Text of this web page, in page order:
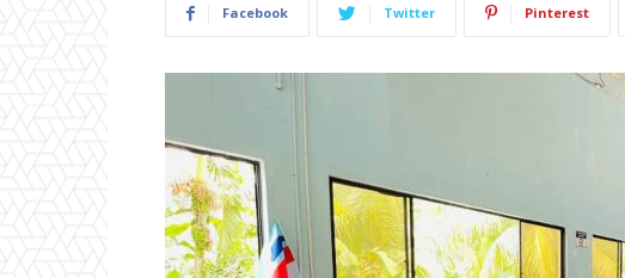
Facebook Twitter Pinterest